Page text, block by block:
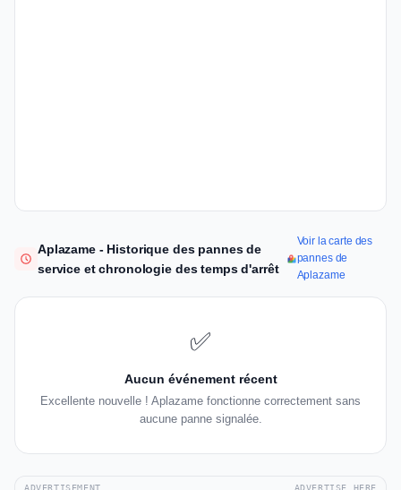
Aplazame - Historique des pannes de
service et chronologie des temps d'arrêt
Voir la carte des
pannes de
Aplazame
✅
Aucun événement récent
Excellente nouvelle ! Aplazame fonctionne correctement sans
aucune panne signalée.